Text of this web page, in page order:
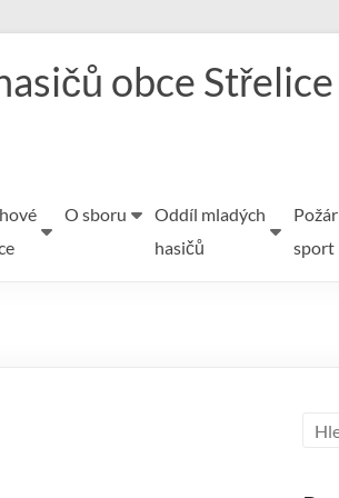
obce Střelice
O sboru
Oddíl mladých
hasičů
sport